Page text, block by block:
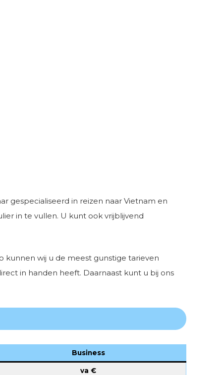
gespecialiseerd in reizen naar Vietnam en
in te vullen. U kunt ook vrijblijvend
kunnen wij u de meest gunstige tarieven
in handen heeft. Daarnaast kunt u bij ons
Business
va €